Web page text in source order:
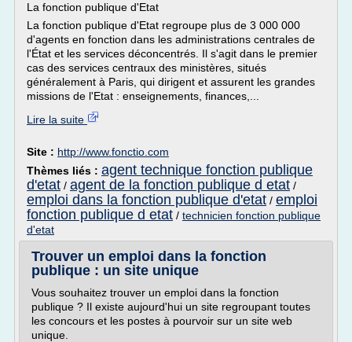
La fonction publique d'Etat
La fonction publique d'Etat regroupe plus de 3 000 000
d'agents en fonction dans les administrations centrales de
l'État et les services déconcentrés. Il s'agit dans le premier
cas des services centraux des ministères, situés
généralement à Paris, qui dirigent et assurent les grandes
missions de l'Etat : enseignements, finances,...
Lire la suite
Site : http://www.fonctio.com
Thèmes liés : agent technique fonction publique
d'etat / agent de la fonction publique d etat /
emploi dans la fonction publique d'etat / emploi
fonction publique d etat / technicien fonction publique
d'etat
Trouver un emploi dans la fonction
publique : un site unique
Vous souhaitez trouver un emploi dans la fonction
publique ? Il existe aujourd'hui un site regroupant toutes
les concours et les postes à pourvoir sur un site web
unique.